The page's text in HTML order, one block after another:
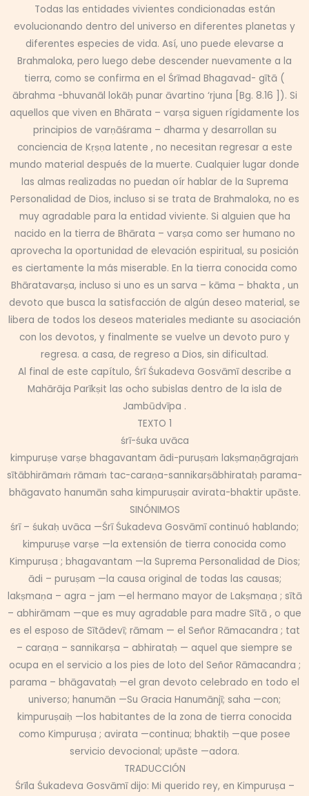
Todas las entidades vivientes condicionadas están
evolucionando dentro del universo en diferentes planetas y
diferentes especies de vida. Así, uno puede elevarse a
Brahmaloka, pero luego debe descender nuevamente a la
tierra, como se confirma en el Śrīmad Bhagavad- gītā (
ābrahma -bhuvanāl lokāḥ punar āvartino ‘rjuna [Bg. 8.16 ]). Si
aquellos que viven en Bhārata – varṣa siguen rígidamente los
principios de varṇāśrama – dharma y desarrollan su
conciencia de Kṛṣṇa latente , no necesitan regresar a este
mundo material después de la muerte. Cualquier lugar donde
las almas realizadas no puedan oír hablar de la Suprema
Personalidad de Dios, incluso si se trata de Brahmaloka, no es
muy agradable para la entidad viviente. Si alguien que ha
nacido en la tierra de Bhārata – varṣa como ser humano no
aprovecha la oportunidad de elevación espiritual, su posición
es ciertamente la más miserable. En la tierra conocida como
Bhāratavarṣa, incluso si uno es un sarva – kāma – bhakta , un
devoto que busca la satisfacción de algún deseo material, se
libera de todos los deseos materiales mediante su asociación
con los devotos, y finalmente se vuelve un devoto puro y
regresa. a casa, de regreso a Dios, sin dificultad.
Al final de este capítulo, Śrī Śukadeva Gosvāmī describe a
Mahārāja Parīkṣit las ocho subislas dentro de la isla de
Jambūdvīpa .
TEXTO 1
śrī-śuka uvāca
kimpuruṣe varṣe bhagavantam ādi-puruṣaṁ lakṣmaṇāgrajaṁ
sītābhirāmaṁ rāmaṁ tac-caraṇa-sannikarṣābhirataḥ parama-
bhāgavato hanumān saha kimpuruṣair avirata-bhaktir upāste.
SINÓNIMOS
śrī – śukaḥ uvāca —Śrī Śukadeva Gosvāmī continuó hablando;
kimpuruṣe varṣe —la extensión de tierra conocida como
Kimpuruṣa ; bhagavantam —la Suprema Personalidad de Dios;
ādi – puruṣam —la causa original de todas las causas;
lakṣmaṇa – agra – jam —el hermano mayor de Lakṣmaṇa ; sītā
– abhirāmam —que es muy agradable para madre Sītā , o que
es el esposo de Sītādevī; rāmam — el Señor Rāmacandra ; tat
– caraṇa – sannikarṣa – abhirataḥ — aquel que siempre se
ocupa en el servicio a los pies de loto del Señor Rāmacandra ;
parama – bhāgavataḥ —el gran devoto celebrado en todo el
universo; hanumān —Su Gracia Hanumānjī; saha —con;
kimpuruṣaiḥ —los habitantes de la zona de tierra conocida
como Kimpuruṣa ; avirata —continua; bhaktiḥ —que posee
servicio devocional; upāste —adora.
TRADUCCIÓN
Śrīla Śukadeva Gosvāmī dijo: Mi querido rey, en Kimpuruṣa –